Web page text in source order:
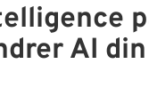
AI din